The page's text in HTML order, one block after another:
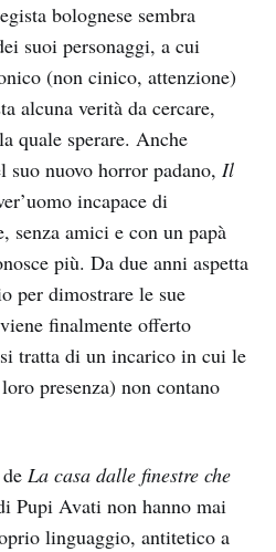
bolognese sembra
suoi personaggi, a cui
(non cinico, attenzione)
alcuna verità da cercare,
quale sperare. Anche
suo nuovo horror padano, Il
incapace di
senza amici e con un papà
più. Da due anni aspetta
per dimostrare le sue
finalmente offerto
tratta di un incarico in cui le
presenza) non contano
La casa dalle finestre che
Pupi Avati non hanno mai
linguaggio, antitetico a